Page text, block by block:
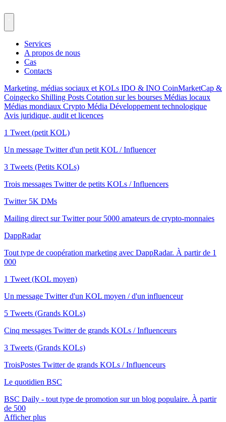
Services
A propos de nous
Cas
Contacts
Marketing, médias sociaux et KOLs IDO & INO CoinMarketCap &
Coingecko Shilling Posts Cotation sur les bourses Médias locaux
Médias mondiaux Crypto Média Développement technologique
Avis juridique, audit et licences
1 Tweet (petit KOL)
Un message Twitter d'un petit KOL / Influencer
3 Tweets (Petits KOLs)
Trois messages Twitter de petits KOLs / Influencers
Twitter 5K DMs
Mailing direct sur Twitter pour 5000 amateurs de crypto-monnaies
DappRadar
Tout type de coopération marketing avec DappRadar. À partir de 1
000
1 Tweet (KOL moyen)
Un message Twitter d'un KOL moyen / d'un influenceur
5 Tweets (Grands KOLs)
Cinq messages Twitter de grands KOLs / Influenceurs
3 Tweets (Grands KOLs)
TroisPostes Twitter de grands KOLs / Influenceurs
Le quotidien BSC
BSC Daily - tout type de promotion sur un blog populaire. À partir
de 500
Afficher plus